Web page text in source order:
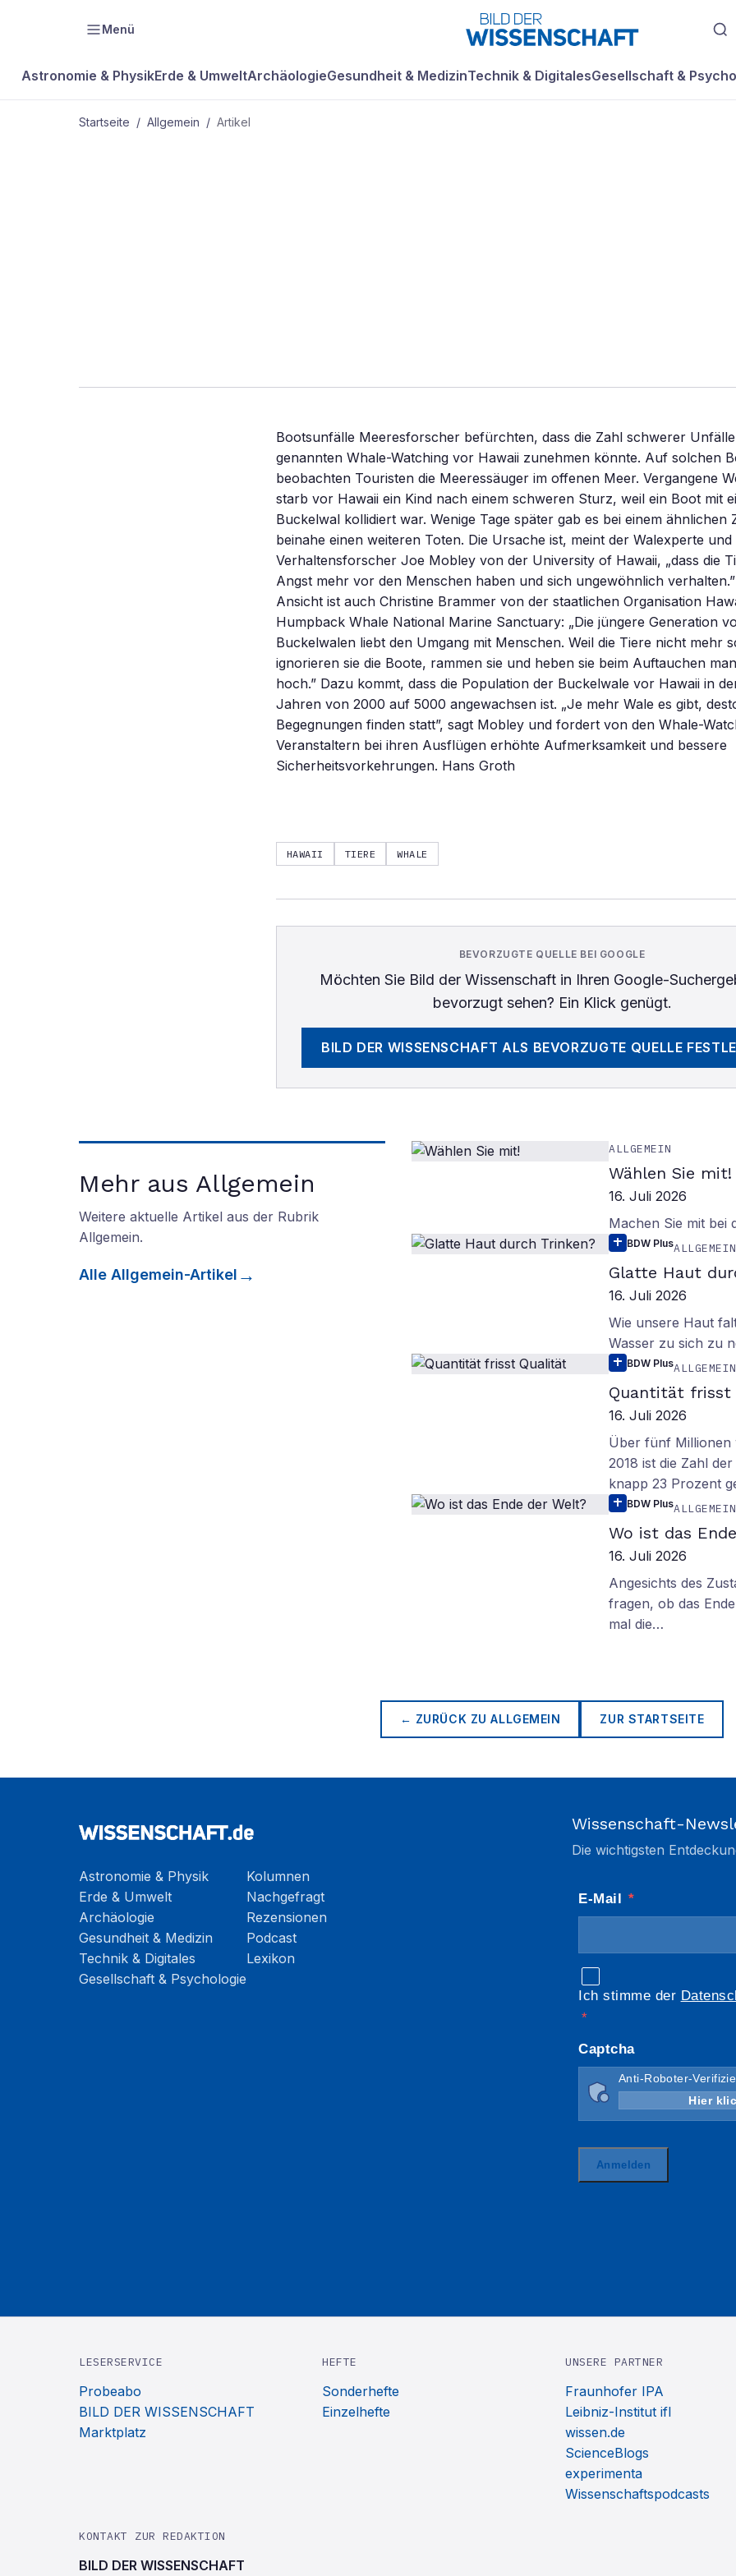
Menü
Astronomie & PhysikErde & UmweltArchäologieGesundheit & MedizinTechnik & DigitalesGesellschaft &
Startseite / Allgemein / Artikel
Bootsunfälle Meeresforscher befürchten, dass die Zahl schwerer
genannten Whale-Watching vor Hawaii zunehmen könnte. Auf solchen
beobachten Touristen die Meeressäuger im offenen Meer. Vergangene
starb vor Hawaii ein Kind nach einem schweren Sturz, weil ein Boot mit
Buckelwal kollidiert war. Wenige Tage später gab es bei einem ähnlichen
beinahe einen weiteren Toten. Die Ursache ist, meint der Walexperte und
Verhaltensforscher Joe Mobley von der University of Hawaii, „dass die
Angst mehr vor den Menschen haben und sich ungewöhnlich
Ansicht ist auch Christine Brammer von der staatlichen Organisation
Humpback Whale National Marine Sanctuary: „Die jüngere Generation
Buckelwalen liebt den Umgang mit Menschen. Weil die Tiere nicht mehr
ignorieren sie die Boote, rammen sie und heben sie beim Auftauchen
hoch.” Dazu kommt, dass die Population der Buckelwale vor Hawaii in
Jahren von 2000 auf 5000 angewachsen ist. „Je mehr Wale es gibt,
Begegnungen finden statt”, sagt Mobley und fordert von den Whale-
Veranstaltern bei ihren Ausflügen erhöhte Aufmerksamkeit und bessere
Sicherheitsvorkehrungen. Hans Groth
HAWAII TIERE WHALE
BEVORZUGTE QUELLE BEI GOOGLE
Möchten Sie Bild der Wissenschaftin Ihren Google-
bevorzugt sehen? Ein Klick genügt.
BILD DER WISSENSCHAFT ALS BEVORZUGTE QUELLE
Mehr aus Allgemein
Weitere aktuelle Artikel aus der Rubrik
Allgemein.
Alle Allgemein-Artikel
ALLGEMEIN
Wählen Sie mit!
16. Juli 2026
Machen Sie mit bei
BDW PlusALLGEMEIN
Glatte Haut
16. Juli 2026
Wie unsere Haut
Wasser zu sich zu
BDW PlusALLGEMEIN
Quantität frisst
16. Juli 2026
Über fünf Millionen
2018 ist die Zahl
knapp 23 Prozent
BDW PlusALLGEMEIN
Wo ist das
16. Juli 2026
Angesichts des
fragen, ob das
mal die…
← ZURÜCK ZUALLGEMEIN ZUR STARTSEITE
Astronomie & Physik
Erde & Umwelt
Archäologie
Gesundheit & Medizin
Technik & Digitales
Gesellschaft & Psychologie
Kolumnen
Nachgefragt
Rezensionen
Podcast
Lexikon
Wissenschaft-
Die wichtigsten
LESERSERVICE
Probeabo
BILD DER WISSENSCHAFT
Marktplatz
HEFTE
Sonderhefte
Einzelhefte
UNSERE PARTNER
Fraunhofer IPA
Leibniz-Institut ifl
wissen.de
ScienceBlogs
experimenta
Wissenschaftspodcasts
KONTAKT ZUR REDAKTION
BILD DER WISSENSCHAFT